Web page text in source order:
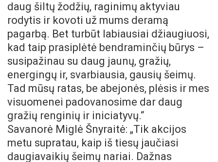
daug šiltų žodžių, raginimų aktyviau
rodytis ir kovoti už mums deramą
pagarbą. Bet turbūt labiausiai džiaugiuosi,
kad taip prasiplėtė bendraminčių būrys –
susipažinau su daug jaunų, gražių,
energingų ir, svarbiausia, gausių šeimų.
Tad mūsų ratas, be abejonės, plėsis ir mes
visuomenei padovanosime dar daug
gražių renginių ir iniciatyvų.“
Savanorė Miglė Šnyraitė: „Tik akcijos
metu supratau, kaip iš tiesų jaučiasi
daugiavaikių šeimų nariai. Dažnas